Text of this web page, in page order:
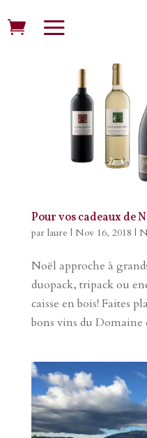
Pour vos cadeaux de
par laure | Nov 16, 2018 |
Noël approche à
duopack, tripack ou
caisse en bois! Faites
bons vins du Domaine